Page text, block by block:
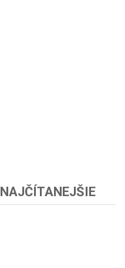
NAJČÍTANEJŠIE